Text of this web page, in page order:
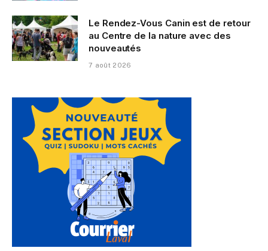
Le Rendez-Vous Canin est de retour
au Centre de la nature avec des
nouveautés
7 août 2026